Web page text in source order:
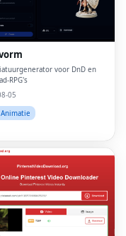
voor DnD en
RPG's
05